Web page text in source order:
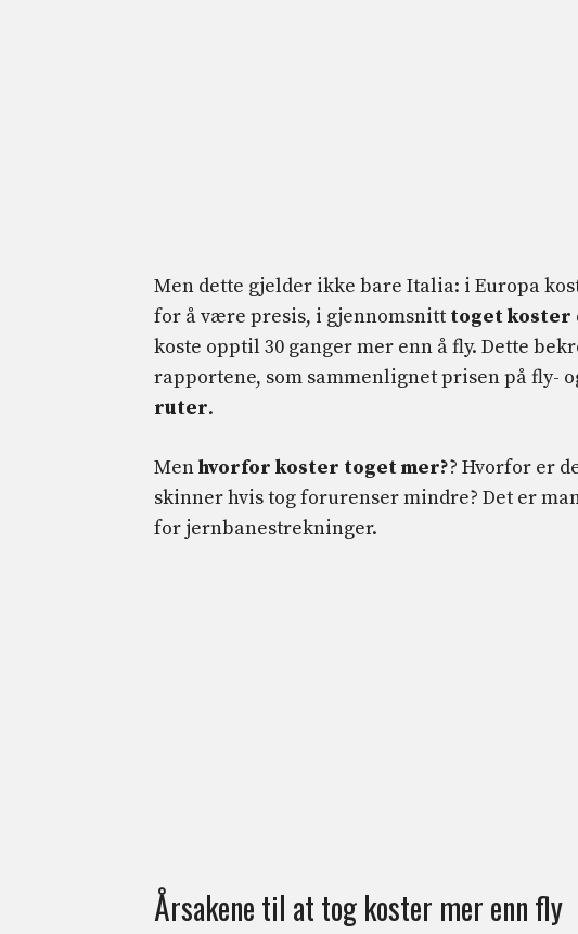
Men dette gjelder ikke bare Italia: i Europa
for å være presis, i gjennomsnitt toget koster
koste opptil 30 ganger mer enn å fly. Dette
rapportene, som sammenlignet prisen på fly-
ruter.
Menhvorfor koster toget mer?? Hvorfor er
skinner hvis tog forurenser mindre? Det er
for jernbanestrekninger.
Årsakene til at tog koster mer enn fly